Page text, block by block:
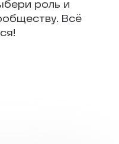
роль и
Всё